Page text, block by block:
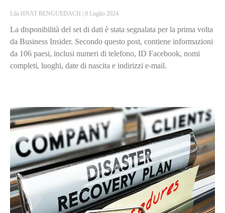
Lila HNAT BENGUEDACH 8 Luglio 2024
La disponibilità del set di dati è stata segnalata per la prima volta
da Business Insider. Secondo questo post, contiene informazioni
da 106 paesi, inclusi numeri di telefono, ID Facebook, nomi
completi, luoghi, date di nascita e indirizzi e-mail.